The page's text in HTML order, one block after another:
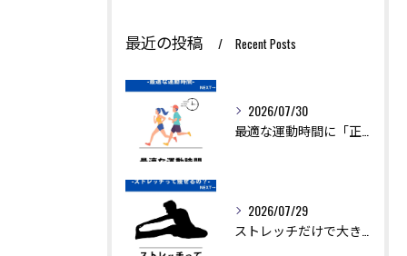
最近の投稿 Recent Posts
2026/07/30
最適な運動時間に「正解」はありません。
2026/07/29
ストレッチだけで大きく痩せることは難しいですが、ダイエットを...